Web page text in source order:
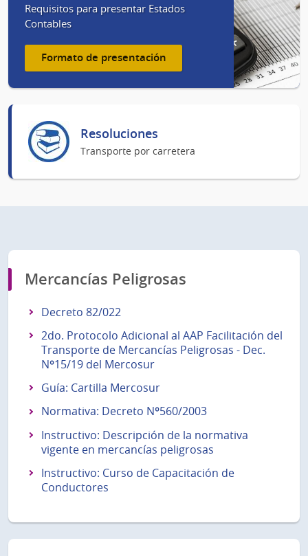
Requisitos para presentar Estados
Contables
Formato de presentación
Resoluciones
Transporte por carretera
Mercancías Peligrosas
Decreto 82/022
2do. Protocolo Adicional al AAP Facilitación del
Transporte de Mercancías Peligrosas - Dec.
Nº15/19 del Mercosur
Guía: Cartilla Mercosur
Normativa: Decreto Nº560/2003
Instructivo: Descripción de la normativa
vigente en mercancías peligrosas
Instructivo: Curso de Capacitación de
Conductores